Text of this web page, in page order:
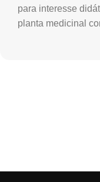
para interesse
planta medicinal